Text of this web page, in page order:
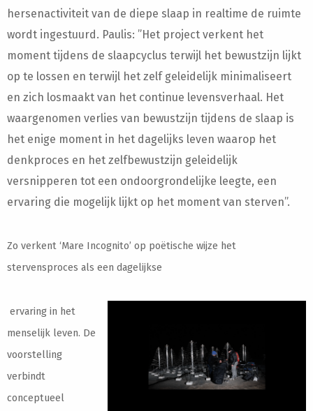
hersenactiviteit van de diepe slaap in realtime de ruimte
wordt ingestuurd. Paulis: ”Het project verkent het
moment tijdens de slaapcyclus terwijl het bewustzijn lijkt
op te lossen en terwijl het zelf geleidelijk minimaliseert
en zich losmaakt van het continue levensverhaal. Het
waargenomen verlies van bewustzijn tijdens de slaap is
het enige moment in het dagelijks leven waarop het
denkproces en het zelfbewustzijn geleidelijk
versnipperen tot een ondoorgrondelijke leegte, een
ervaring die mogelijk lijkt op het moment van sterven”.
Zo verkent ‘Mare Incognito’ op poëtische wijze het
stervensproces als een dagelijkse
ervaring in het
menselijk leven. De
voorstelling
verbindt
conceptueel